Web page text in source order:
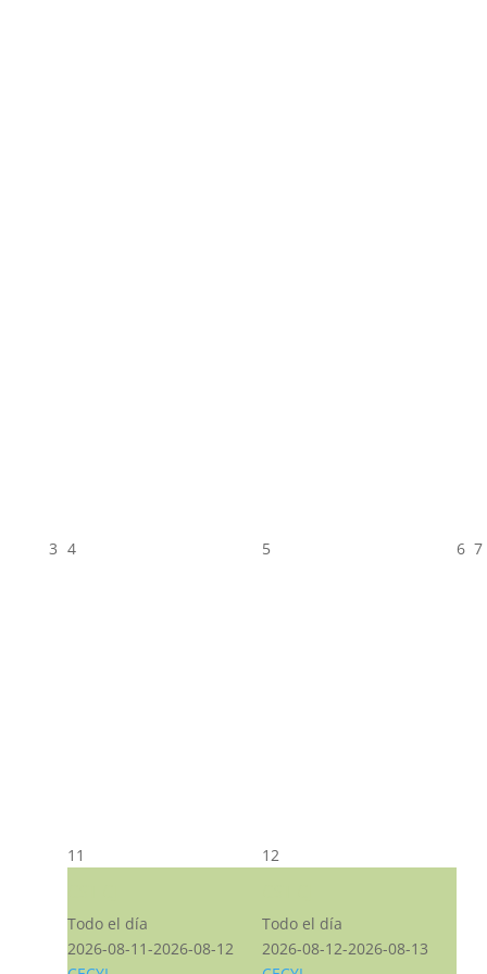
3 4 5 6 7
11
Todo el día
2026-08-11-2026-08-12
12
Todo el día
2026-08-12-2026-08-13